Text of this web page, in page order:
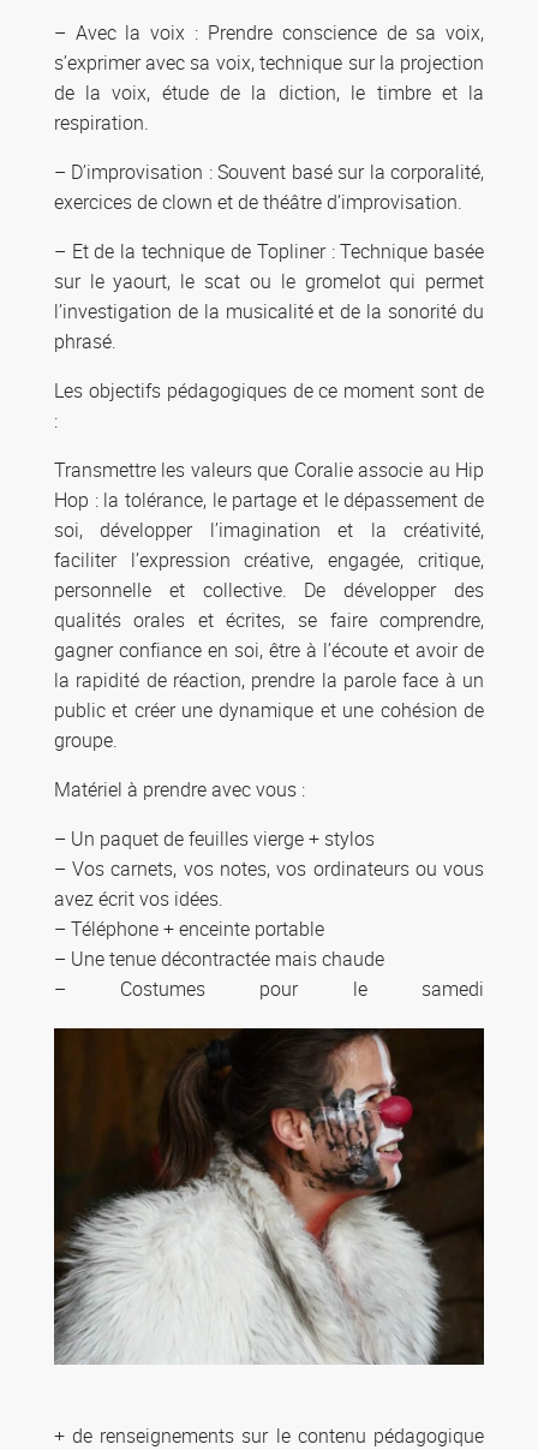
– Avec la voix : Prendre conscience de sa voix,
s’exprimer avec sa voix, technique sur la projection
de la voix, étude de la diction, le timbre et la
respiration.
– D’improvisation : Souvent basé sur la corporalité,
exercices de clown et de théâtre d’improvisation.
– Et de la technique de Topliner : Technique basée
sur le yaourt, le scat ou le gromelot qui permet
l’investigation de la musicalité et de la sonorité du
phrasé.
Les objectifs pédagogiques de ce moment sont de
:
Transmettre les valeurs que Coralie associe au Hip
Hop : la tolérance, le partage et le dépassement de
soi, développer l’imagination et la créativité,
faciliter l’expression créative, engagée, critique,
personnelle et collective. De développer des
qualités orales et écrites, se faire comprendre,
gagner confiance en soi, être à l’écoute et avoir de
la rapidité de réaction, prendre la parole face à un
public et créer une dynamique et une cohésion de
groupe.
Matériel à prendre avec vous :
– Un paquet de feuilles vierge + stylos
– Vos carnets, vos notes, vos ordinateurs ou vous
avez écrit vos idées.
– Téléphone + enceinte portable
– Une tenue décontractée mais chaude
– Costumes pour le samedi
+ de renseignements sur le contenu pédagogique